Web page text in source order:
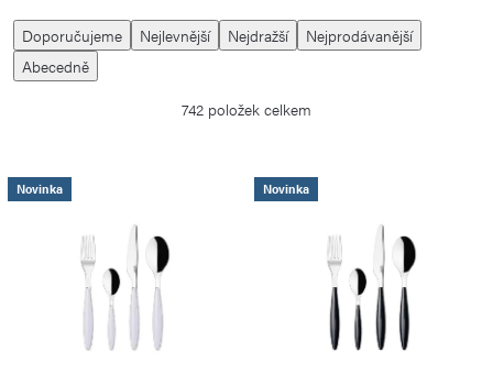
Ř
a
z
í
Doporučujeme Nejlevnější Nejdražší
Nejprodávanější
Abecedně
742 položek celkem
V
Novinka Novinka